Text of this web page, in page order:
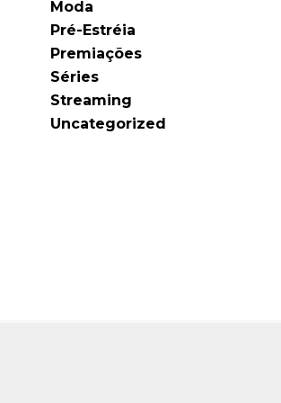
Moda
Pré-Estréia
Premiações
Séries
Streaming
Uncategorized